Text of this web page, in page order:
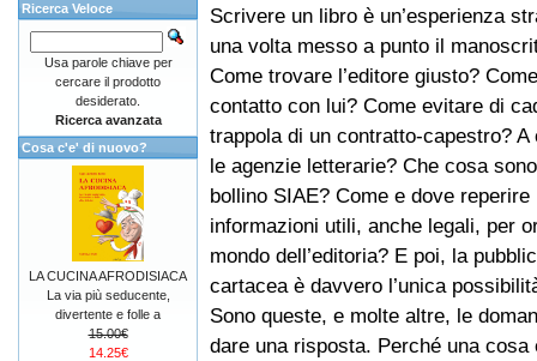
Scrivere un libro è un’esperienza
una volta messo a punto il
Come trovare l’editore giusto?
contatto con lui? Come evitare di
trappola di un contratto-capestro? A
le agenzie letterarie? Che cosa
bollino SIAE? Come e dove reperire
informazioni utili, anche legali, per
mondo dell’editoria? E poi, la
cartacea è davvero l’unica
Sono queste, e molte altre, le
dare una risposta. Perché una
Ricerca Veloce
Usa parole chiave per
cercare il prodotto
desiderato.
Ricerca avanzata
Cosa c'e' di nuovo?
LA CUCINA AFRODISIACA
La via più seducente,
divertente e folle a
15.00€
14.25€